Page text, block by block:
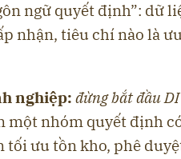
ngữ quyết định”: dữ
nhận, tiêu chí nào là
nghiệp: đừng bắt đầu
một nhóm quyết định
tối ưu tồn kho, phê